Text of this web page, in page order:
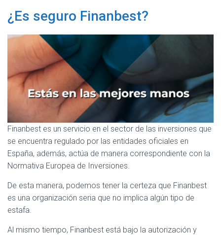
¿Es seguro Finanbest?
Finanbest es un servicio en el sector de las inversiones que
se encuentra regulado por las entidades oficiales en
España, además, actúa de manera correspondiente con la
Normativa Europea de Inversiones.
De esta manera, podemos tener la certeza que Finanbest
es una organización seria que no implica algún tipo de
estafa.
Al mismo tiempo, Finanbest está bajo la autorización y